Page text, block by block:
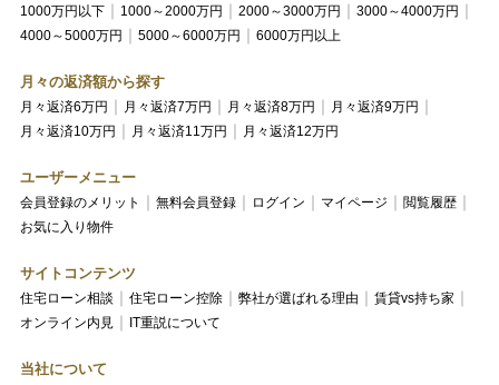
1000万円以下 1000～2000万円 2000～3000万円
3000～4000万円
4000～5000万円
5000～6000万円 6000万円以上
月々の返済額から探す
月々返済6万円 月々返済7万円 月々返済8万円
月々返済9万円
月々返済10万円
月々返済11万円 月々返済12万円
ユーザーメニュー
会員登録のメリット 無料会員登録 ログイン マイページ
閲覧履歴
お気に入り物件
サイトコンテンツ
住宅ローン相談 住宅ローン控除 弊社が選ばれる理由
賃貸vs持ち家
オンライン内見
IT重説について
当社について